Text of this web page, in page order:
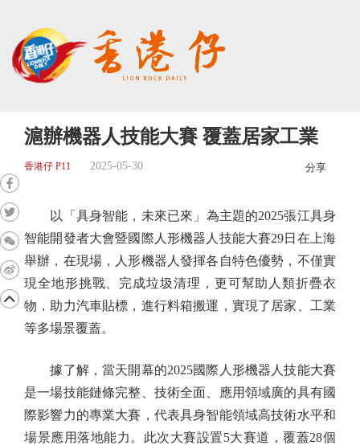
滬辦機器人技能大賽 覆蓋居家工業
香港仔 P11 2025-05-30 分享
以「具身智能，未來已來」為主題的2025張江具身
智能開發者大會暨國際人形機器人技能大賽29日在上海
舉辦，在現場，人形機器人發揮各自特色優勢，不僅實
現全地形挑戰、完成垃圾清理，更可幫助人類折疊衣
物，助力汽車貼標，進行料箱搬運，實現了居家、工業
等多場景覆蓋。
據了解，當天開幕的2025國際人形機器人技能大賽
是一場技能鏈條完整、技術全面、應用領域廣的具有國
際影響力的專業大賽，代表具身智能領域高技術水平和
場景應用落地能力。此次大賽設置5大賽道，覆蓋28個